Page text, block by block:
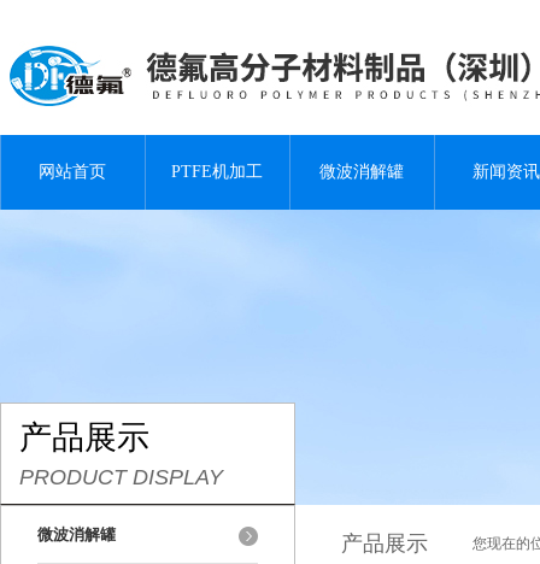
网站首页 PTFE机加工 微波消解罐 新闻资讯
产品展示
PRODUCT DISPLAY
微波消解罐 产品展示 您现在的